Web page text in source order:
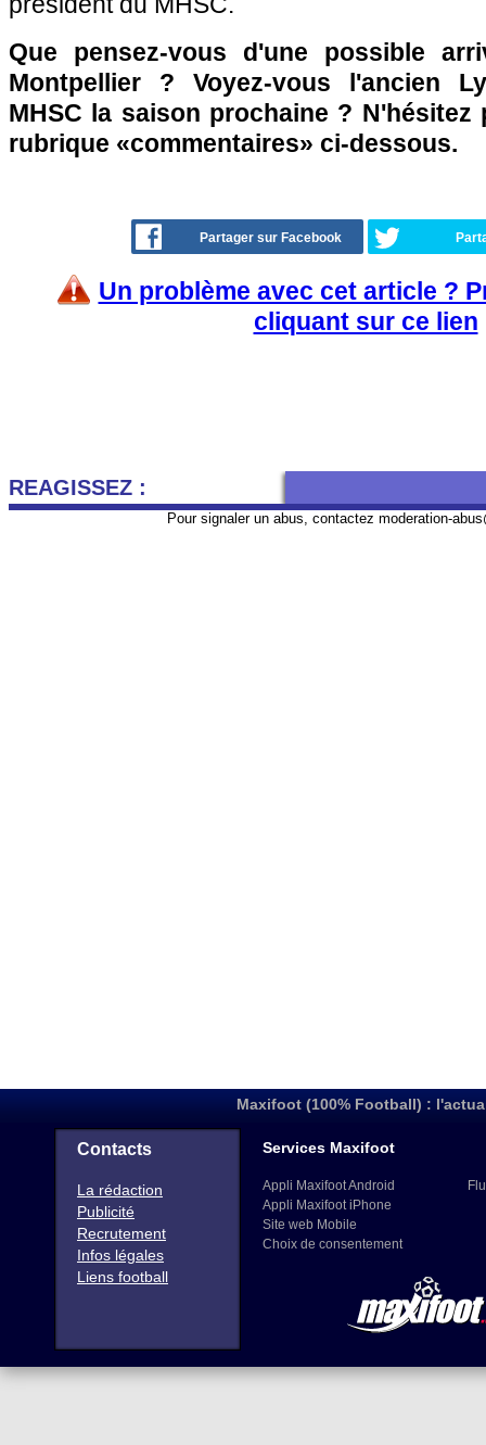
Que pensez-vous d'une possible
Montpellier ? Voyez-vous l'ancien
MHSC la saison prochaine ? N'hésitez
rubrique «commentaires» ci-dessous.
Partager sur Facebook
Un problème avec cet article ?
cliquant sur ce lien
REAGISSEZ :
Pour signaler un abus, contactez moderation-
Maxifoot (100% Football) :
Contacts
La rédaction
Publicité
Recrutement
Infos légales
Liens football
Services Maxifoot
Appli Maxifoot Android
Appli Maxifoot iPhone
Site web Mobile
Choix de consentement